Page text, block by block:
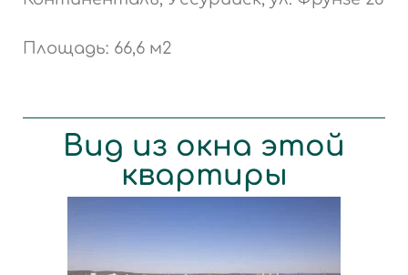
Площадь: 66,6 м2
Вид из окна этой
квартиры